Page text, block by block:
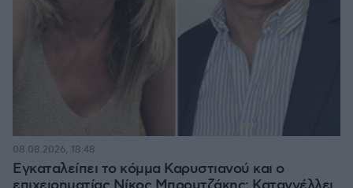
Εγκαταλείπει το κόμμα Καρυστιανού και ο
08.08.2026, 18:48